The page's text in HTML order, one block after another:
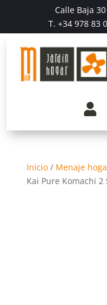
Calle Baja
T. +34 978 83

Inicio/ Menaje
Kai Pure Komachi 2